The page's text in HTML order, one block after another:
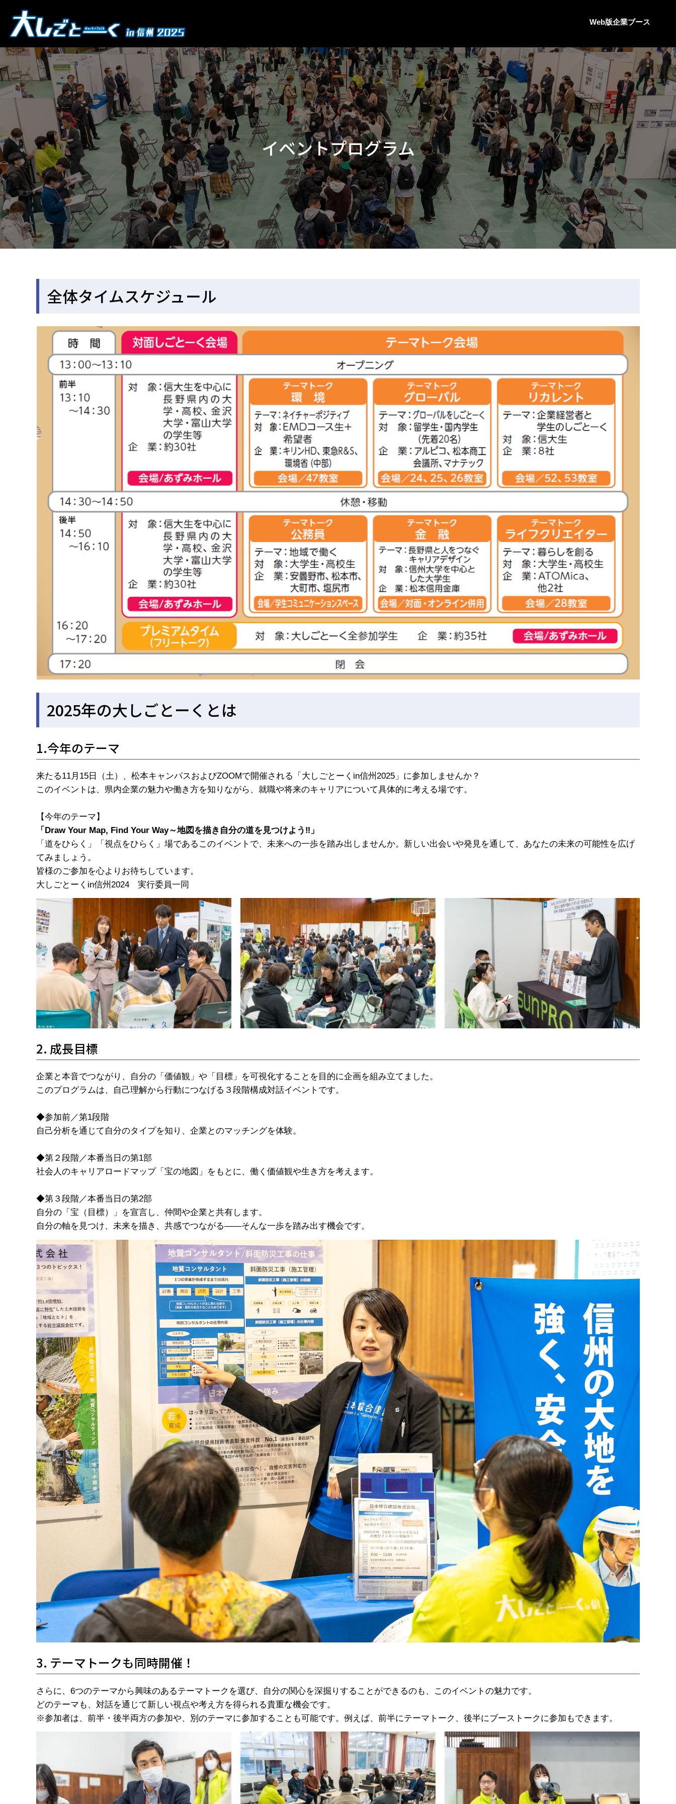
Web版企業ブース
イベントプログラム
全体タイムスケジュール
2025年の大しごとーくとは
1.今年のテーマ
来たる11月15日（土）、松本キャンパスおよびZOOMで開催される「大しごとーくin信州2025」に参加しませんか？
このイベントは、県内企業の魅力や働き方を知りながら、就職や将来のキャリアについて具体的に考える場です。
【今年のテーマ】
「Draw Your Map, Find Your Way～地図を描き自分の道を見つけよう‼」
「道をひらく」「視点をひらく」場であるこのイベントで、未来への一歩を踏み出しませんか。新しい出会いや発見を通して、あなたの未来の可能性を広げ
てみましょう。
皆様のご参加を心よりお待ちしています。
大しごとーくin信州2024 実行委員一同
2. 成長目標
企業と本音でつながり、自分の「価値観」や「目標」を可視化することを目的に企画を組み立てました。
このプログラムは、自己理解から行動につなげる３段階構成対話イベントです。
◆参加前／第1段階
自己分析を通じて自分のタイプを知り、企業とのマッチングを体験。
◆第２段階／本番当日の第1部
社会人のキャリアロードマップ「宝の地図」をもとに、働く価値観や生き方を考えます。
◆第３段階／本番当日の第2部
自分の「宝（目標）」を宣言し、仲間や企業と共有します。
自分の軸を見つけ、未来を描き、共感でつながる――そんな一歩を踏み出す機会です。
3. テーマトークも同時開催！
さらに、6つのテーマから興味のあるテーマトークを選び、自分の関心を深掘りすることができるのも、このイベントの魅力です。
どのテーマも、対話を通じて新しい視点や考え方を得られる貴重な機会です。
※参加者は、前半・後半両方の参加や、別のテーマに参加することも可能です。例えば、前半にテーマトーク、後半にブーストークに参加もできます。